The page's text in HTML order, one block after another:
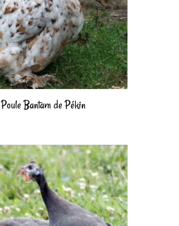
Poule Bantam de Pékin